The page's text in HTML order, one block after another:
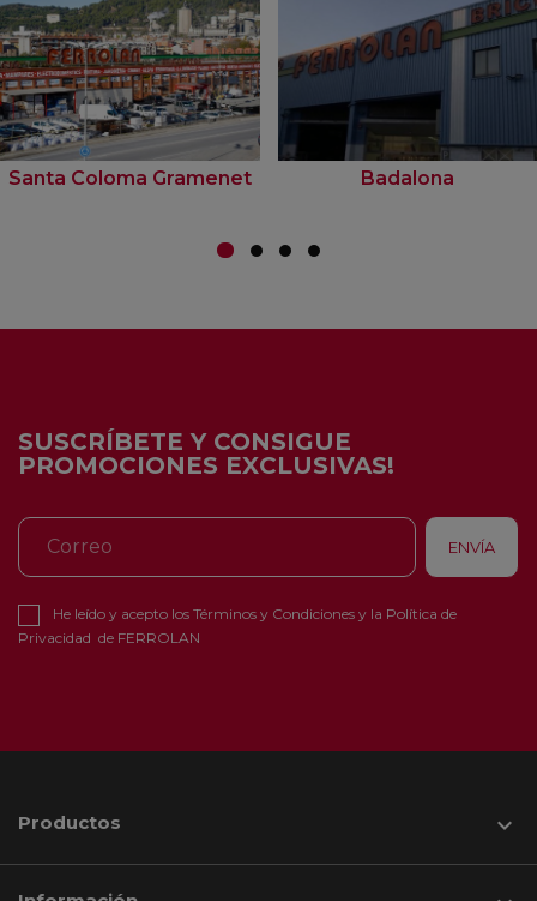
Santa Coloma Gramenet Badalona
SUSCRÍBETE Y CONSIGUE
PROMOCIONES EXCLUSIVAS!
He leído y acepto los Términos y Condiciones y la Política de
Privacidad de FERROLAN
Productos 